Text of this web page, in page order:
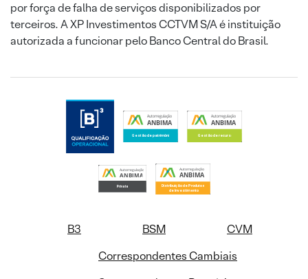
por força de falha de serviços disponibilizados por
terceiros. A XP Investimentos CCTVM S/A é instituição
autorizada a funcionar pelo Banco Central do Brasil.
B3 BSM
CVM
Correspondentes Cambiais